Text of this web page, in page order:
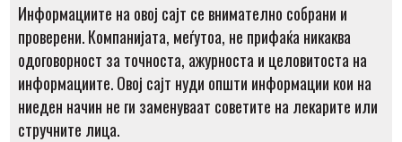
Информациите на овој сајт се внимателно собрани и
проверени. Компанијата, меѓутоа, не прифаќа никаква
одоговорност за точноста, ажурноста и целовитоста на
информациите. Овој сајт нуди општи информации кои на
ниеден начин не ги заменуваат советите на лекарите или
стручните лица.